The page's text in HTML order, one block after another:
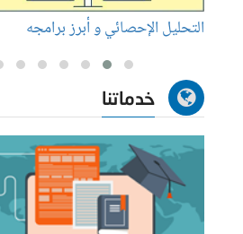
التحليل الإحصائي و أبرز برامجه
خدماتنا